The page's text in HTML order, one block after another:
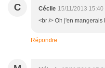
C Cécile 15/11/2013 15:40
<br /> Oh j'en
Répondre